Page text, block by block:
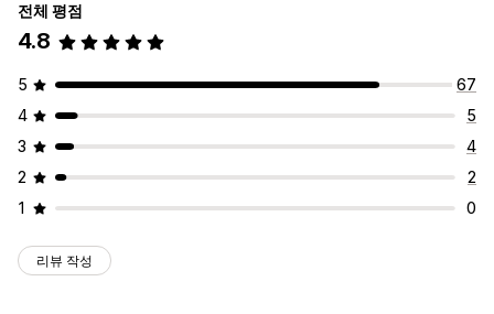
전체 평점
4.8
5
67
4
5
3
4
2
2
1
0
리뷰 작성